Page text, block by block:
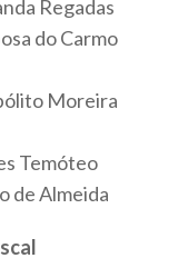
Regadas
do Carmo
Moreira
Temóteo
de Almeida